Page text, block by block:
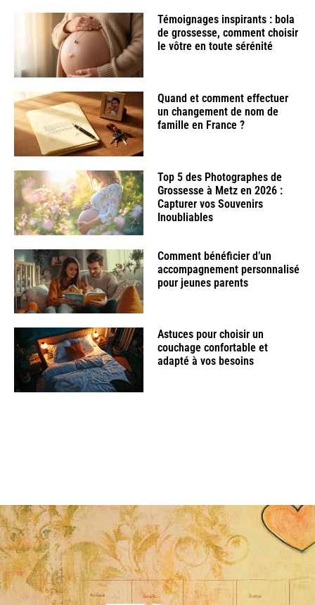
Témoignages inspirants : bola
de grossesse, comment choisir
le vôtre en toute sérénité
Quand et comment effectuer
un changement de nom de
famille en France ?
Top 5 des Photographes de
Grossesse à Metz en 2026 :
Capturer vos Souvenirs
Inoubliables
Comment bénéficier d’un
accompagnement personnalisé
pour jeunes parents
Astuces pour choisir un
couchage confortable et
adapté à vos besoins